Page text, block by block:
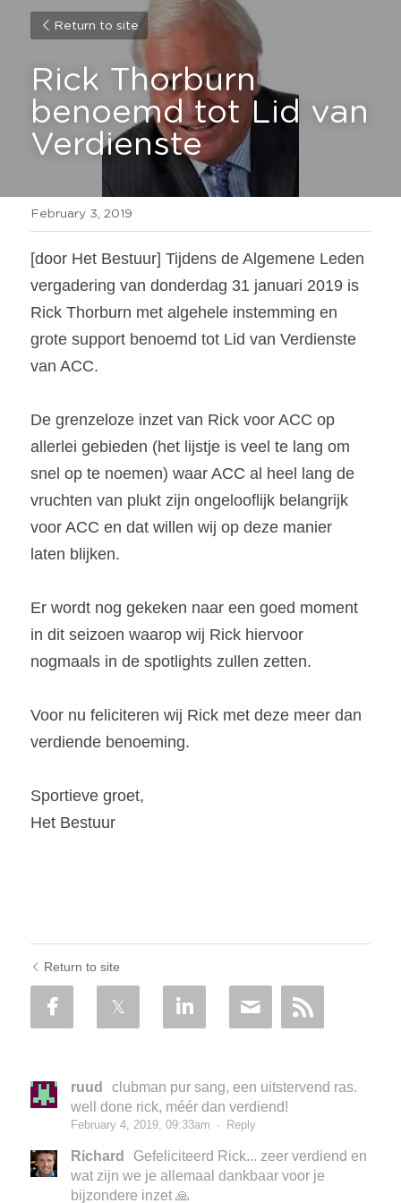
Return to site
Rick Thorburn
benoemd tot Lid van
Verdienste
February 3, 2019
[door Het Bestuur] Tijdens de Algemene Leden
vergadering van donderdag 31 januari 2019 is
Rick Thorburn met algehele instemming en
grote support benoemd tot Lid van Verdienste
van ACC.
De grenzeloze inzet van Rick voor ACC op
allerlei gebieden (het lijstje is veel te lang om
snel op te noemen) waar ACC al heel lang de
vruchten van plukt zijn ongelooflijk belangrijk
voor ACC en dat willen wij op deze manier
laten blijken.
Er wordt nog gekeken naar een goed moment
in dit seizoen waarop wij Rick hiervoor
nogmaals in de spotlights zullen zetten.
Voor nu feliciteren wij Rick met deze meer dan
verdiende benoeming.
Sportieve groet,
Het Bestuur
Return to site
ruud
clubman pur sang, een uitstervend ras.
well done rick, méér dan verdiend!
February 4, 2019, 09:33am · Reply
Richard
Gefeliciteerd Rick... zeer verdiend en
wat zijn we je allemaal dankbaar voor je
bijzondere inzet 🙏